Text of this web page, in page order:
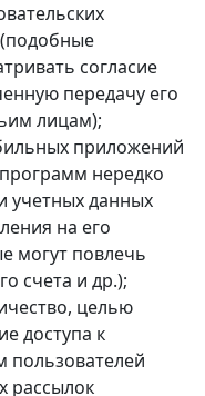
согласие
передачу его
лицам);
приложений
нередко
учетных данных
на его
могут повлечь
счета и др.);
целью
доступа к
рассылок